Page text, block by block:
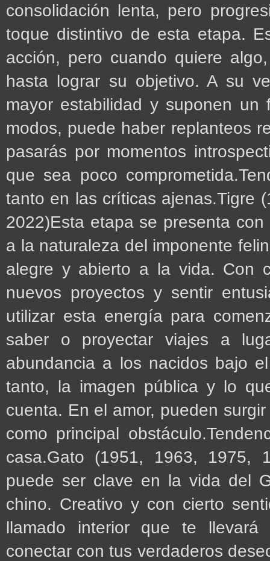
consolidación lenta, pero
toque distintivo de esta etapa.
acción, pero cuando quiere
hasta lograr su objetivo. A su
mayor estabilidad y suponen un
modos, puede haber replanteos
pasarás por momentos
que sea poco
tanto en las críticas ajenas.Tigre
2022)Esta etapa se presenta
a la naturaleza del imponente
alegre y abierto a la vida. Con
nuevos proyectos y sentir
utilizar esta energía para
saber o proyectar viajes a
abundancia a los nacidos bajo
tanto, la imagen pública y lo
cuenta. En el amor, pueden
como principal
casa.Gato (1951, 1963, 1975,
puede ser clave en la vida del
chino. Creativo y con cierto
llamado interior que te llevará
conectar con tus verdaderos